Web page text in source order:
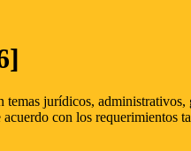
jurídicos,
con los requerimientos